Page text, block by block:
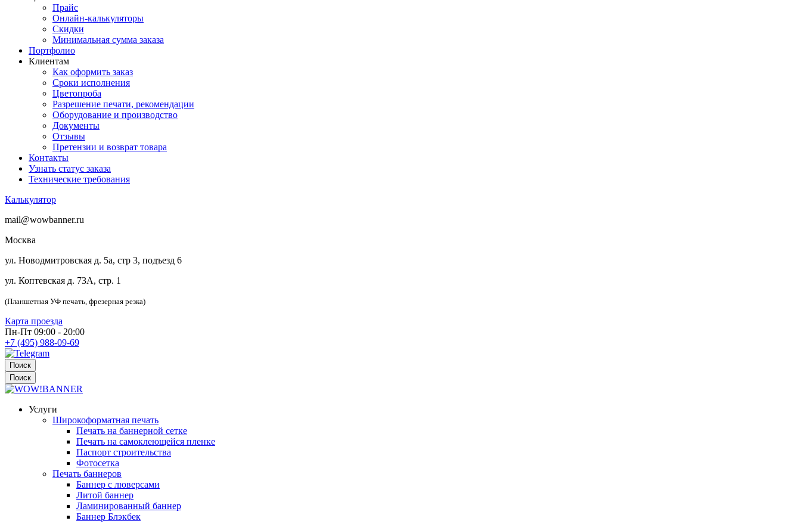
Прайс
Онлайн-калькуляторы
Скидки
Минимальная сумма заказа
Портфолио
Клиентам
Как оформить заказ
Сроки исполнения
Цветопроба
Разрешение печати, рекомендации
Оборудование и производство
Документы
Отзывы
Претензии и возврат товара
Контакты
Узнать статус заказа
Технические требования
Калькулятор
mail@wowbanner.ru
Москва
ул. Новодмитровская д. 5а, стр 3, подъезд 6
ул. Коптевская д. 73А, стр. 1
(Планшетная УФ печать, фрезерная резка)
Карта проезда
Пн-Пт 09:00 - 20:00
+7 (495) 988-09-69
Поиск
Поиск
Услуги
Широкоформатная печать
Печать на баннерной сетке
Печать на самоклеющейся пленке
Паспорт строительства
Фотосетка
Печать баннеров
Баннер с люверсами
Литой баннер
Ламинированный баннер
Баннер Блэкбек